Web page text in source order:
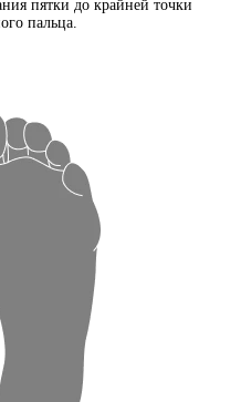
пятки до крайней точки
пальца.